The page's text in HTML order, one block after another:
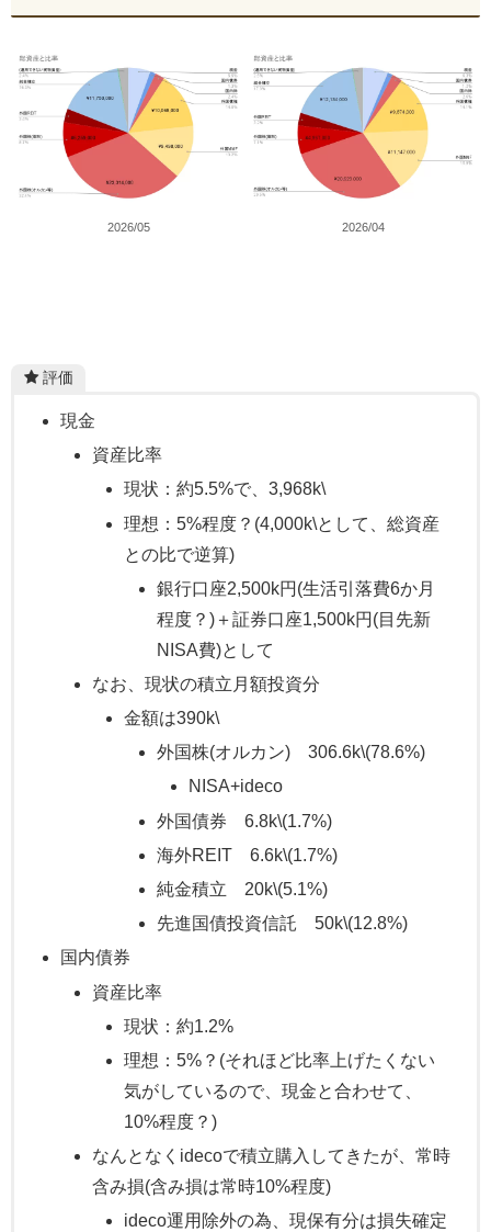
2026/05 2026/04
評価
現金
資産比率
現状：約5.5%で、3,968k\
理想：5%程度？(4,000k\として、総資産
との比で逆算)
銀行口座2,500k円(生活引落費6か月
程度？)＋証券口座1,500k円(目先新
NISA費)として
なお、現状の積立月額投資分
金額は390k\
外国株(オルカン) 306.6k\(78.6%)
NISA+ideco
外国債券 6.8k\(1.7%)
海外REIT 6.6k\(1.7%)
純金積立 20k\(5.1%)
先進国債投資信託 50k\(12.8%)
国内債券
資産比率
現状：約1.2%
理想：5%？(それほど比率上げたくない
気がしているので、現金と合わせて、
10%程度？)
なんとなくidecoで積立購入してきたが、常時
含み損(含み損は常時10%程度)
ideco運用除外の為、現保有分は損失確定